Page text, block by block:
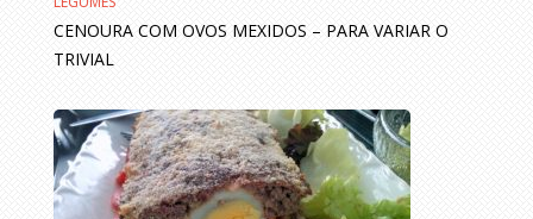
CENOURA COM OVOS MEXIDOS – PARA VARIAR O
TRIVIAL